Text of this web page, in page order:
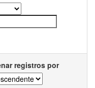
registros por